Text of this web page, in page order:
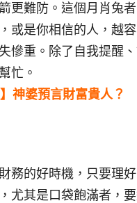
更難防。這個月肖兔
或是你相信的人，越
慘重。除了自我提醒
忙。
神婆預言財富貴人？
務的好時機，只要理
尤其是口袋飽滿者，